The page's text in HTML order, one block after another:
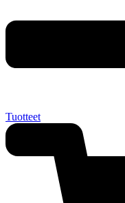
Tuotteet